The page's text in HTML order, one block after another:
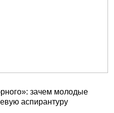
зачем молодые
аспирантуру